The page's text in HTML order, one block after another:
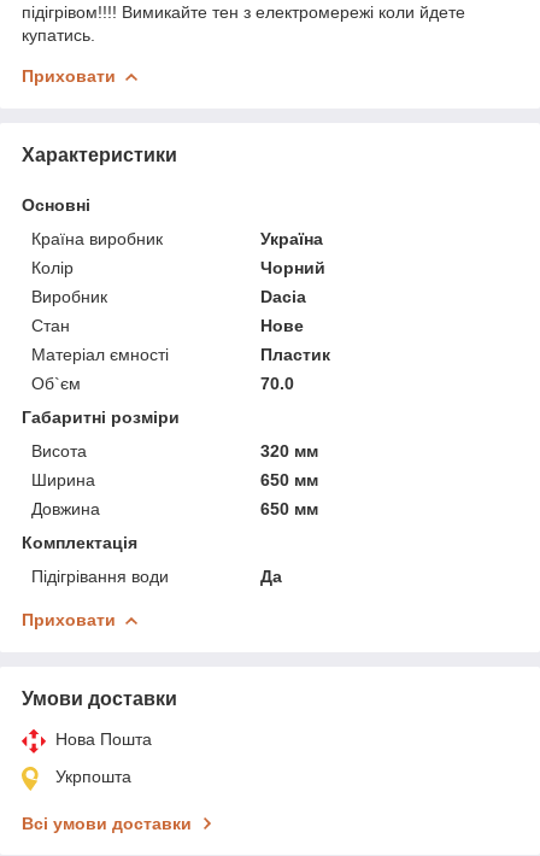
підігрівом!!!! Вимикайте тен з електромережі коли йдете
купатись.
Приховати
Характеристики
Основні
Країна виробник
Україна
Колір
Чорний
Виробник
Dacia
Стан
Нове
Матеріал ємності
Пластик
Об`єм
70.0
Габаритні розміри
Висота
320 мм
Ширина
650 мм
Довжина
650 мм
Комплектація
Підігрівання води
Да
Приховати
Умови доставки
Нова Пошта
Укрпошта
Всі умови доставки